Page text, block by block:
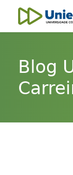
Skip main
Skip to main
Unieducar
Blog